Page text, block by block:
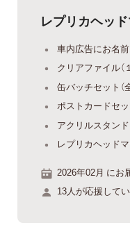
レプリカヘッ
車内広告にお名前
クリアファイル（
缶バッチセット（
ポストカードセッ
アクリルスタンド
レプリカヘッドマ
2026年02月 にお
13人が応援してい